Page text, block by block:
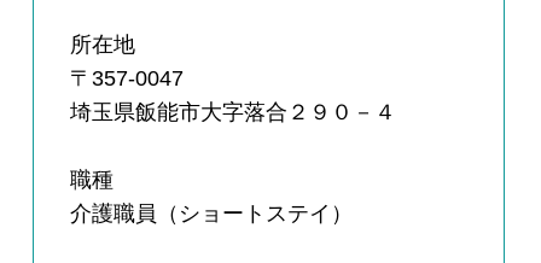
所在地
〒357-0047
埼玉県飯能市大字落合２９０－４
職種
介護職員（ショートステイ）